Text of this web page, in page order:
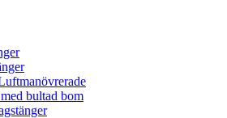
bultad bom